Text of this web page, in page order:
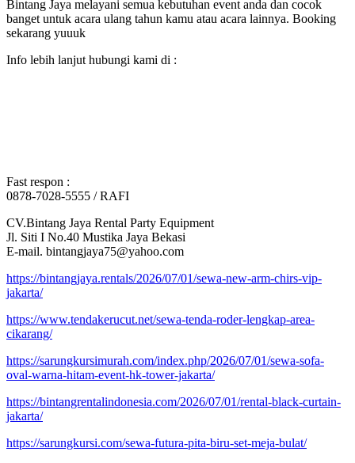
Bintang Jaya melayani semua kebutuhan event anda dan cocok
banget untuk acara ulang tahun kamu atau acara lainnya. Booking
sekarang yuuuk
Info lebih lanjut hubungi kami di :
Fast respon :
0878-7028-5555 / RAFI
CV.Bintang Jaya Rental Party Equipment
Jl. Siti I No.40 Mustika Jaya Bekasi
E-mail. bintangjaya75@yahoo.com
https://bintangjaya.rentals/2026/07/01/sewa-new-arm-chirs-vip-
jakarta/
https://www.tendakerucut.net/sewa-tenda-roder-lengkap-area-
cikarang/
https://sarungkursimurah.com/index.php/2026/07/01/sewa-sofa-
oval-warna-hitam-event-hk-tower-jakarta/
https://bintangrentalindonesia.com/2026/07/01/rental-black-curtain-
jakarta/
https://sarungkursi.com/sewa-futura-pita-biru-set-meja-bulat/